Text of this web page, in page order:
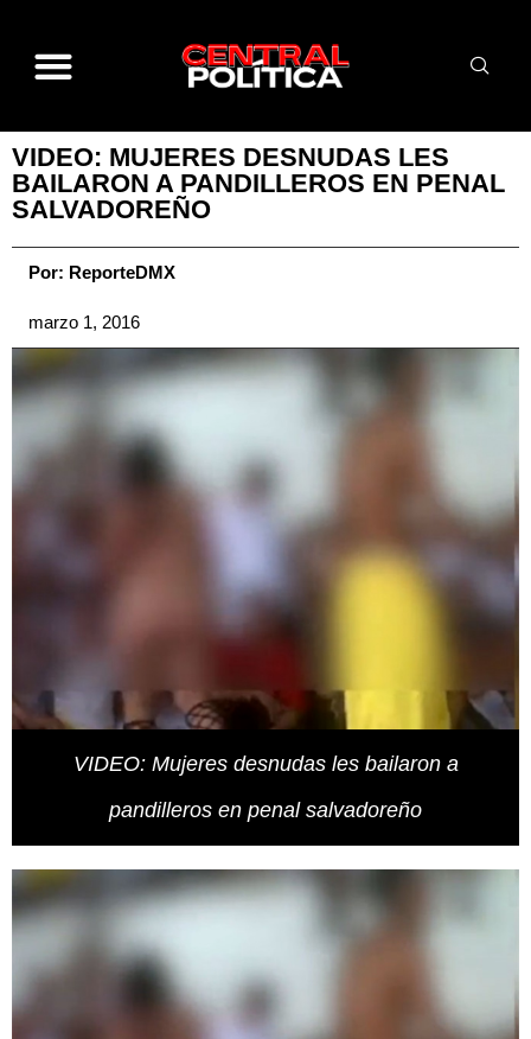
VIDEO: MUJERES DESNUDAS LES
BAILARON A PANDILLEROS EN PENAL
SALVADOREÑO
Por: ReporteDMX
marzo 1, 2016
VIDEO: Mujeres desnudas les bailaron a
pandilleros en penal salvadoreño